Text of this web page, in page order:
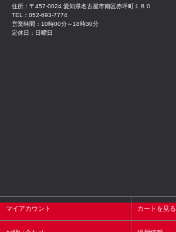
住所：〒457-0024 愛知県名古屋市南区赤坪町１８０
TEL：052-693-7774
営業時間：10時00分～18時30分
定休日：日曜日
マイアカウント カートを見る